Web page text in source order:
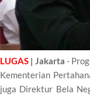
LUGAS | Jakarta -
Kementerian
juga Direktur Bela